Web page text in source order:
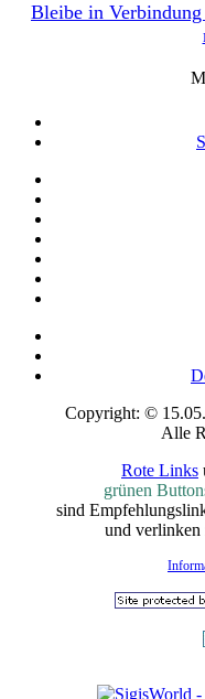
Bleibe in Verbindung
Copyright: ©
Alle
Rote Links
grünen
sind
und verlinken